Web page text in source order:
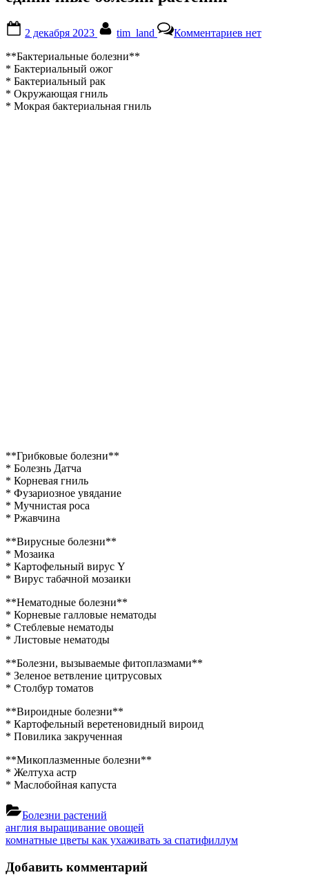
on
2 декабря 2023 tim_land Комментариевзаписи
нет
**Бактериальные болезни**
* Бактериальный ожог
* Бактериальный рак
* Окружающая гниль
* Мокрая бактериальная гниль
**Грибковые болезни**
* Болезнь Датча
* Корневая гниль
* Фузариозное увядание
* Мучнистая роса
* Ржавчина
**Вирусные болезни**
* Мозаика
* Картофельный вирус Y
* Вирус табачной мозаики
**Нематодные болезни**
* Корневые галловые нематоды
* Стеблевые нематоды
* Листовые нематоды
**Болезни, вызываемые фитоплазмами**
* Зеленое ветвление цитрусовых
* Столбур томатов
**Вироидные болезни**
* Картофельный веретеновидный вироид
* Повилика закрученная
**Микоплазменные болезни**
* Желтуха астр
* Маслобойная капуста
Болезни растений
Навигация
по
записям
Previous
Post:
англия выращивание овощей
Next
комнатные цветы как ухаживать за спатифиллум
Добавить комментарий